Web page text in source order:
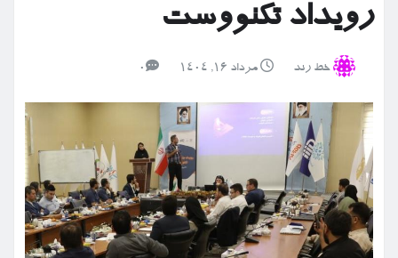
رویداد تکنووست
خط رند مرداد ۱۶, ۱۴۰۴ 0